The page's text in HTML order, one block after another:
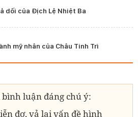
dối của Địch Lệ Nhiệt Ba
mỹ nhân của Châu Tinh Trì
luận đáng chú ý:
đơ, vả lại vấn đề hình